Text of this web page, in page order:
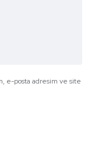
e-posta adresim ve site